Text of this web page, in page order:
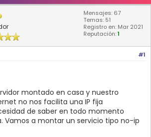
Mensajes: 67
Temas: 51
Registro en: Mar 2021
Reputación:1
#1
montado en casa y nuestro
no nos facilita una IP fija
de saber en todo momento
Vamos a montar un servicio tipo no-ip